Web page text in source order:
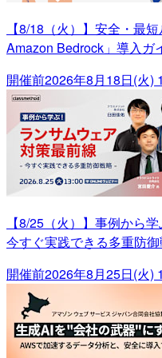
【8/18（火）】安全・最
Amazon Bedrock」導入ガ
開催前2026年8月18日(火)
【8/25（火）】事例から
今すぐ実践できる多重防
開催前2026年8月25日(火)